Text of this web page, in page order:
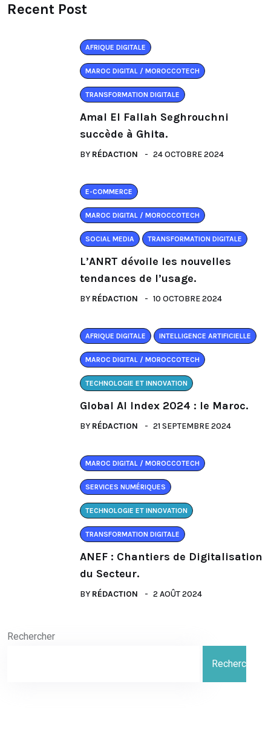
Recent Post
AFRIQUE DIGITALE
MAROC DIGITAL / MOROCCOTECH
TRANSFORMATION DIGITALE
Amal El Fallah Seghrouchni
succède à Ghita.
BY RÉDACTION 24 OCTOBRE 2024
E-COMMERCE
MAROC DIGITAL / MOROCCOTECH
SOCIAL MEDIA TRANSFORMATION DIGITALE
L’ANRT dévoile les nouvelles
tendances de l’usage.
BY RÉDACTION 10 OCTOBRE 2024
AFRIQUE DIGITALE INTELLIGENCE ARTIFICIELLE
MAROC DIGITAL / MOROCCOTECH
TECHNOLOGIE ET INNOVATION
Global AI Index 2024 : le Maroc.
BY RÉDACTION 21 SEPTEMBRE 2024
MAROC DIGITAL / MOROCCOTECH
SERVICES NUMÉRIQUES
TECHNOLOGIE ET INNOVATION
TRANSFORMATION DIGITALE
ANEF : Chantiers de Digitalisation
du Secteur.
BY RÉDACTION 2 AOÛT 2024
Rechercher
Rechercher